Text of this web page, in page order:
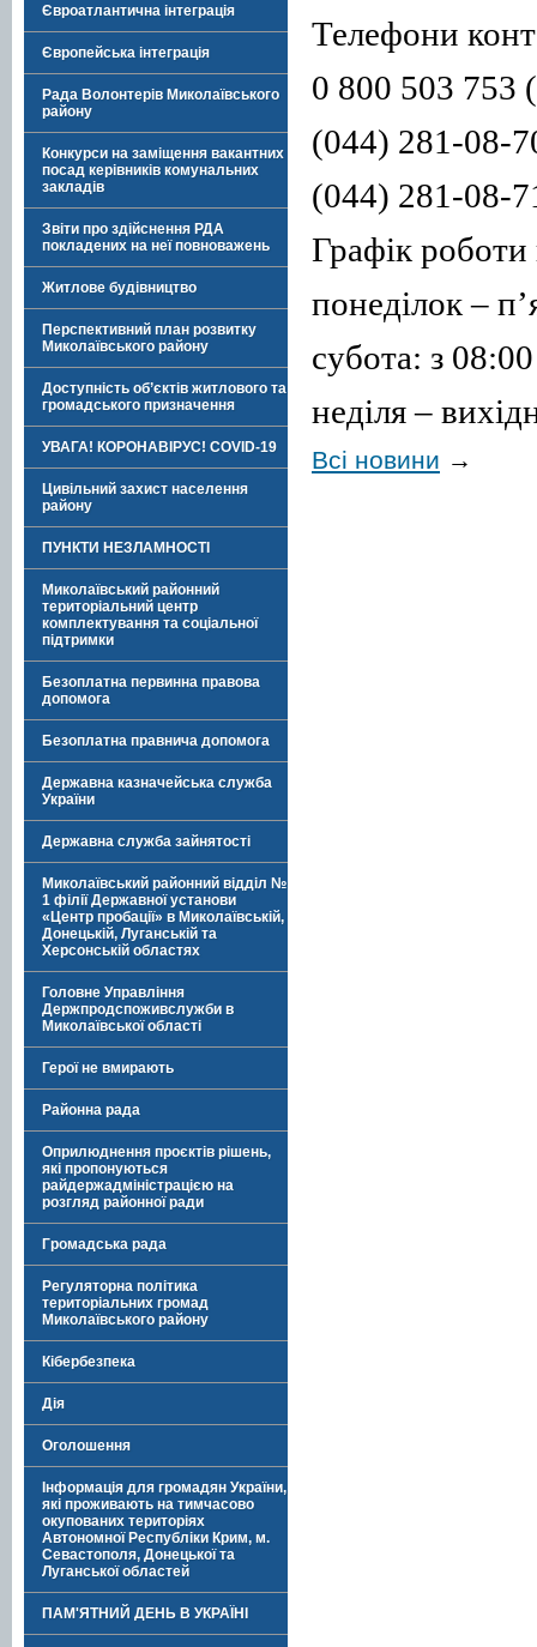
Євроатлантична інтеграція
Європейська інтеграція
Рада Волонтерів Миколаївського
району
Конкурси на заміщення вакантних
посад керівників комунальних
закладів
Звіти про здійснення РДА
покладених на неї повноважень
Житлове будівництво
Перспективний план розвитку
Миколаївського району
Доступність об’єктів житлового та
громадського призначення
УВАГА! КОРОНАВІРУС! COVID-19
Цивільний захист населення
району
ПУНКТИ НЕЗЛАМНОСТІ
Миколаївський районний
територіальний центр
комплектування та соціальної
підтримки
Безоплатна первинна правова
допомога
Безоплатна правнича допомога
Державна казначейська служба
України
Державна служба зайнятості
Миколаївський районний відділ №
1 філії Державної установи
«Центр пробації» в Миколаївській,
Донецькій, Луганській та
Херсонській областях
Головне Управління
Держпродспоживслужби в
Миколаївської області
Герої не вмирають
Районна рада
Оприлюднення проєктів рішень,
які пропонуються
райдержадміністрацією на
розгляд районної ради
Громадська рада
Регуляторна політика
територіальних громад
Миколаївського району
Кібербезпека
Дія
Оголошення
Інформація для громадян України,
які проживають на тимчасово
окупованих територіях
Автономної Республіки Крим, м.
Севастополя, Донецької та
Луганської областей
ПАМ'ЯТНИЙ ДЕНЬ В УКРАЇНІ
Телефони
0 800 503 753
(044) 281-08-
(044) 281-08-
Графік
понеділок –
субота: з
неділя –
Всі новини →